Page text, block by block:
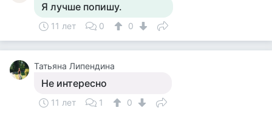
Я лучше попишу.
11 лет 0 0
Татьяна Липендина
Не интересно
11 лет 1 0